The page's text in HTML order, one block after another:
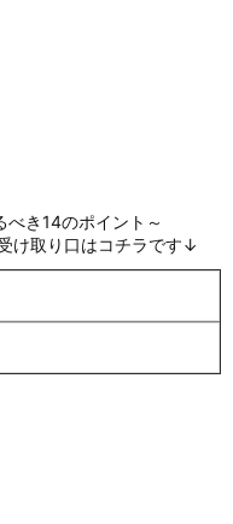
き14のポイント～
け取り口はコチラです↓